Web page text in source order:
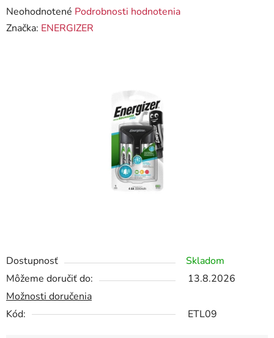
Dostupnosť
Skladom
Môžeme doručiť do:
13.8.2026
Možnosti doručenia
Kód:
ETL09
Priemerné
hodnotenie
Neohodnotené Podrobnosti hodnotenia
Značka: ENERGIZER